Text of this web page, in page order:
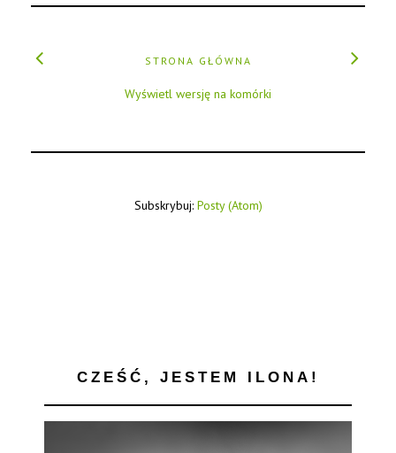
STRONA GŁÓWNA
Wyświetl wersję na komórki
Subskrybuj: Posty (Atom)
CZEŚĆ, JESTEM ILONA!